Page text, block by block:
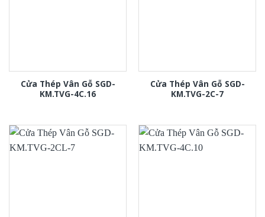
Cửa Thép Vân Gỗ SGD-
KM.TVG-4C.16
Cửa Thép Vân Gỗ SGD-
KM.TVG-2C-7